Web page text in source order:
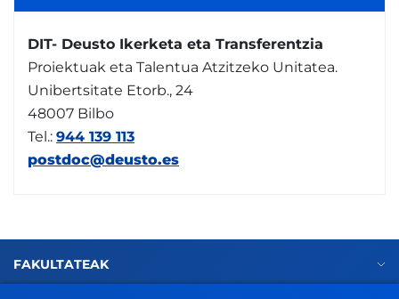
DIT- Deusto Ikerketa eta Transferentzia
Proiektuak eta Talentua Atzitzeko Unitatea.
Unibertsitate Etorb., 24
48007 Bilbo
Tel.: 944 139 113
postdoc@deusto.es
FAKULTATEAK